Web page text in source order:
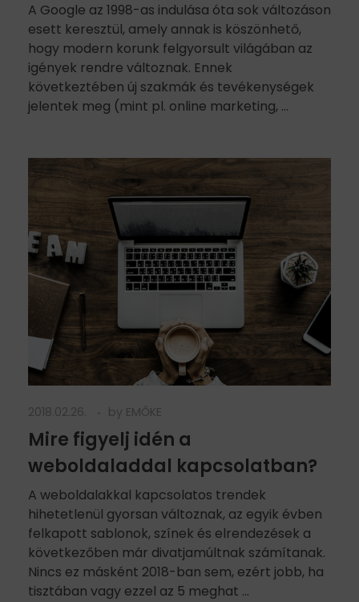
A Google az 1998-as indulása óta sok változáson
esett keresztül, amely annak is köszönhető,
hogy modern korunk felgyorsult világában az
igények rendre változnak. Ennek
következtében új szakmák és tevékenységek
jelentek meg (mint pl. online marketing, ...
2018.02.26. by EMŐKE
Mire figyelj idén a
weboldaladdal kapcsolatban?
A weboldalakkal kapcsolatos trendek
hihetetlenül gyorsan változnak, az egyik évben
felkapott sablonok, színek és elrendezések a
következőben már divatjamúltnak számítanak.
Nincs ez másként 2018-ban sem, ezért jobb, ha
tisztában vagy ezzel az 5 meghat ...